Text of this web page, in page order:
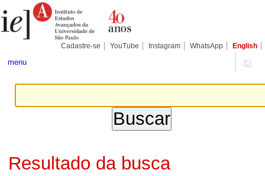
para
conteúdo.
Pessoais
Cadastre-se YouTube Instagram WhatsApp English
menu
Resultado da busca